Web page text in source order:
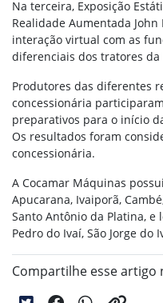
Na terceira, Exposição
Realidade Aumentada
interação virtual com as
diferenciais dos tratores da
Produtores das diferentes
concessionária
preparativos para o início
Os resultados foram
concessionária.
A Cocamar Máquinas
Apucarana, Ivaiporã,
Santo Antônio da Platina, e
Pedro do Ivaí, São Jorge do
Compartilhe esse artigo